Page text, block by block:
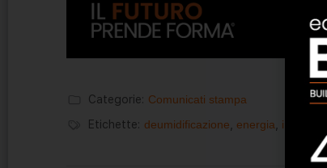
Categorie: Comunicati stampa
Etichette: deumidificazione energia impianti